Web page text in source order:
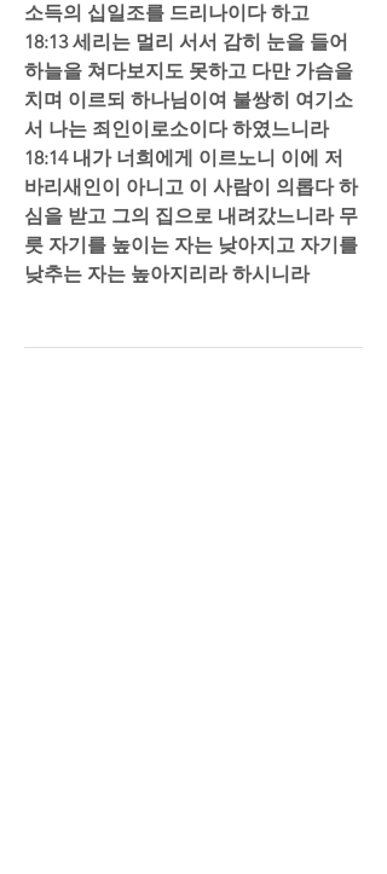
소득의 십일조를 드리나이다 하고
18:13 세리는 멀리 서서 감히 눈을 들어
하늘을 쳐다보지도 못하고 다만 가슴을
치며 이르되 하나님이여 불쌍히 여기소
서 나는 죄인이로소이다 하였느니라
18:14 내가 너희에게 이르노니 이에 저
바리새인이 아니고 이 사람이 의롭다 하
심을 받고 그의 집으로 내려갔느니라 무
릇 자기를 높이는 자는 낮아지고 자기를
낮추는 자는 높아지리라 하시니라